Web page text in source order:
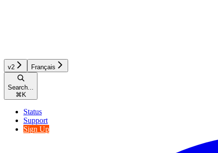
v2 Français
Search...
⌘ K
Status
Support
Sign Up